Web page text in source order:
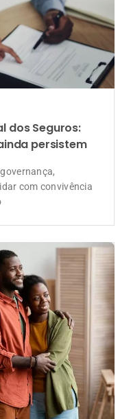
dos Seguros:
persistem
com convivência